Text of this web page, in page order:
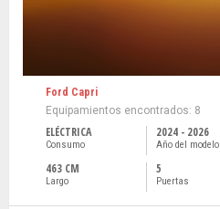
Ford Capri
Equipamientos encontrados: 8
ELÉCTRICA
Consumo
2024 - 2026
Año del modelo
463 CM
Largo
5
Puertas